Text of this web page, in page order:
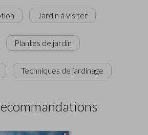
Jardin à visiter
Plantes de jardin
Techniques de jardinage